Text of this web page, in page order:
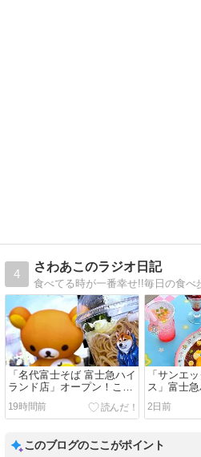
4
さわあこのラジオ日記
「名代富士そば 富士急ハイ
ランド店」オープン！ここ
にしかないメニューも！
19時間前
「サンエ
ス」富士
リア♪写真
可愛い世界♪
2日前
このブログのここがポイント